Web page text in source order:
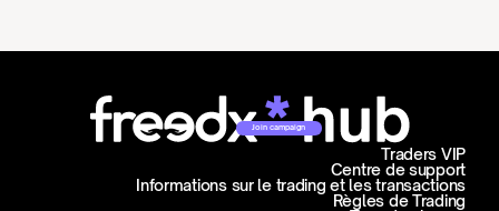
Join campaign
Centre de support
Informations sur le trading et les transactions
Traders VIP
Règles de Trading